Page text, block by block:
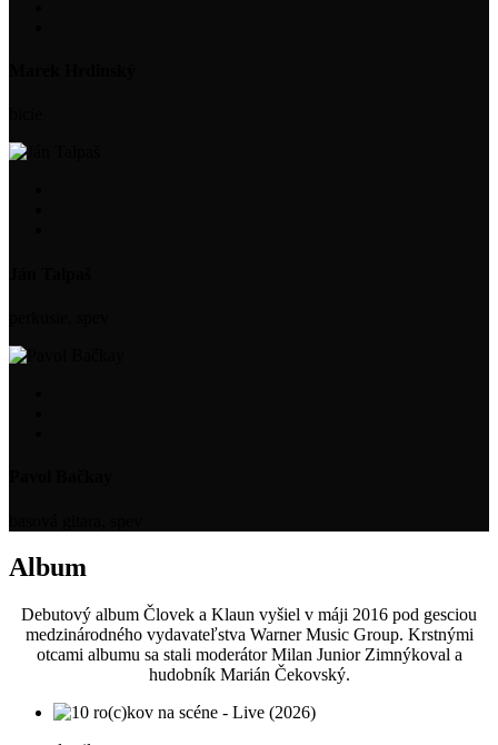
Album
Debutový album Človek a Klaun vyšiel v máji 2016 pod gesciou
medzinárodného vydavateľstva Warner Music Group. Krstnými
otcami albumu sa stali moderátor Milan Junior Zimnýkoval a
hudobník Marián Čekovský.